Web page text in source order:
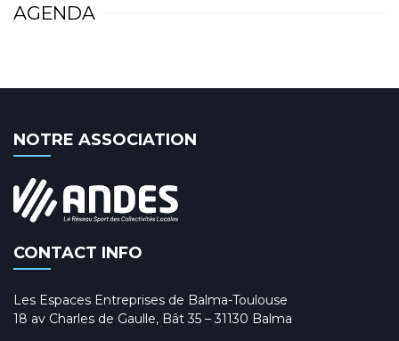
AGENDA
NOTRE ASSOCIATION
CONTACT INFO
Les Espaces Entreprises de Balma-Toulouse
18 av Charles de Gaulle, Bât 35 – 31130 Balma